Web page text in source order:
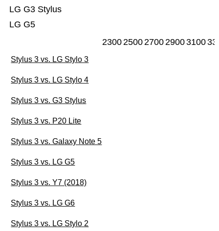
LG G5
LG G3 Stylus
23002500270029003100
Stylus 3 vs. LG Stylo 3
Stylus 3 vs. LG Stylo 4
Stylus 3 vs. G3 Stylus
Stylus 3 vs. P20 Lite
Stylus 3 vs. Galaxy Note 5
Stylus 3 vs. LG G5
Stylus 3 vs. Y7 (2018)
Stylus 3 vs. LG G6
Stylus 3 vs. LG Stylo 2